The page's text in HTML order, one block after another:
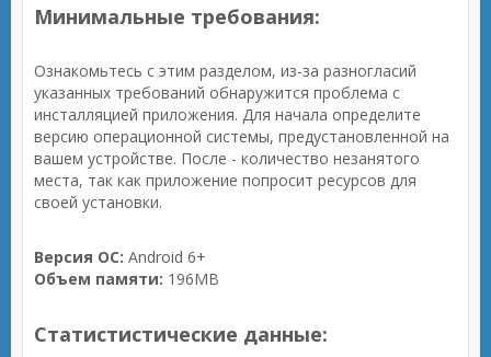
Минимальные требования:
Ознакомьтесь с этим разделом, из-за разногласий
указанных требований обнаружится проблема с
инсталляцией приложения. Для начала определите
версию операционной системы, предустановленной на
вашем устройстве. После - количество незанятого
места, так как приложение попросит ресурсов для
своей установки.
Версия ОС: Android 6+
Объем памяти: 196MB
Статистистические данные: